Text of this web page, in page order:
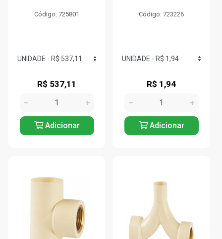
Código: 725801
R$ 537,11
Adicionar
Código: 723226
R$ 1,94
Adicionar